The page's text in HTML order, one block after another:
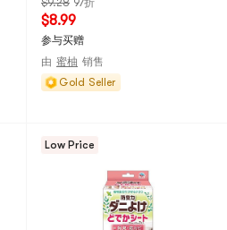
$9.28 97折
$8.99
参与买赠
由 蜜柚 销售
Gold Seller
Low Price